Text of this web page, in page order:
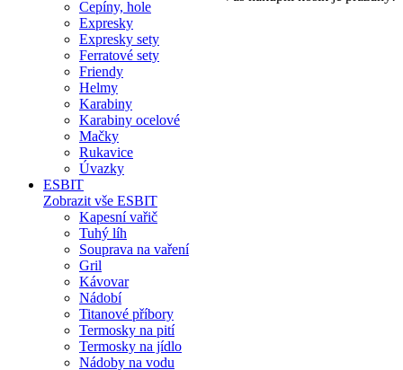
Cepíny, hole
Expresky
Expresky sety
Ferratové sety
Friendy
Helmy
Karabiny
Karabiny ocelové
Mačky
Rukavice
Úvazky
ESBIT
Zobrazit vše ESBIT
Kapesní vařič
Tuhý líh
Souprava na vaření
Gril
Kávovar
Nádobí
Titanové příbory
Termosky na pití
Termosky na jídlo
Nádoby na vodu